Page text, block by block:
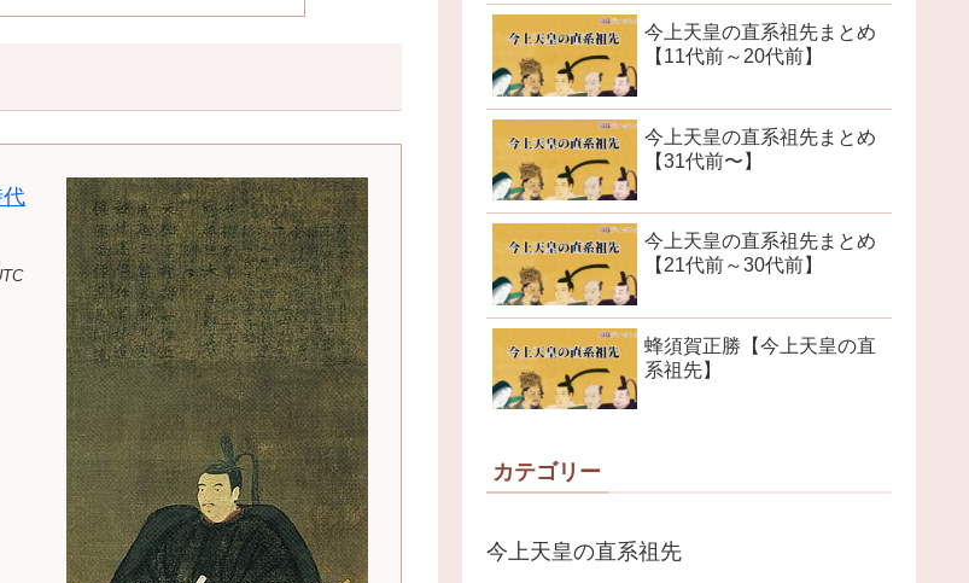
今上天皇の直系祖先まとめ
【11代前～20代前】
今上天皇の直系祖先まとめ
【31代前〜】
今上天皇の直系祖先まとめ
【21代前～30代前】
蜂須賀正勝【今上天皇の直
系祖先】
カテゴリー
今上天皇の直系祖先